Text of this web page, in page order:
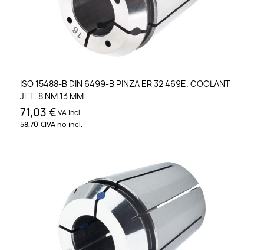
ISO 15488-B DIN 6499-B PINZA ER 32 469E. COOLANT
JET. 8 NM 13 MM
71,03 €IVA incl.
58,70 €IVA no incl.